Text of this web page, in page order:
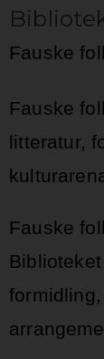
Fauske
Fauske
litteratur,
Fauske